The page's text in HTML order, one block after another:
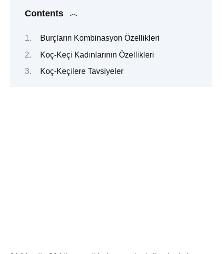
Contents
Burçların Kombinasyon Özellikleri
Koç-Keçi Kadınlarının Özellikleri
Koç-Keçilere Tavsiyeler